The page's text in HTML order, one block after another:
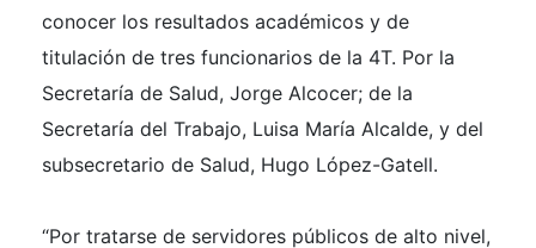
conocer los resultados académicos y de
titulación de tres funcionarios de la 4T. Por la
Secretaría de Salud, Jorge Alcocer; de la
Secretaría del Trabajo, Luisa María Alcalde, y del
subsecretario de Salud, Hugo López-Gatell.
“Por tratarse de servidores públicos de alto nivel,